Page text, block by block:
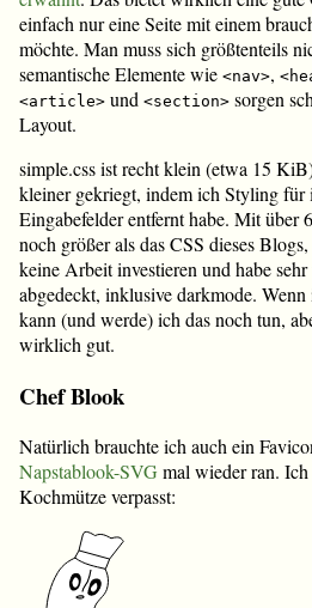
einfach nur eine Seite mit einem
möchte. Man muss sich größtenteils
semantische Elemente wie <nav>,
<article> und <section> sorgen
Layout.
simple.css ist recht klein (etwa 15
kleiner gekriegt, indem ich Styling für
Eingabefelder entfernt habe. Mit über
noch größer als das CSS dieses
keine Arbeit investieren und habe
abgedeckt, inklusive darkmode.
kann (und werde) ich das noch tun,
wirklich gut.
Chef Blook
Natürlich brauchte ich auch ein
Napstablook-SVGmal wieder ran.
Kochmütze verpasst: